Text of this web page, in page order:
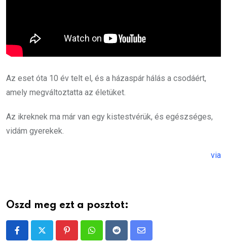
Az eset óta 10 év telt el, és a házaspár hálás a csodáért,
amely megváltoztatta az életüket.
Az ikreknek ma már van egy kistestvérük, és egészséges,
vidám gyerekek.
via
Oszd meg ezt a posztot:
PinterestWhatsappRedditShare